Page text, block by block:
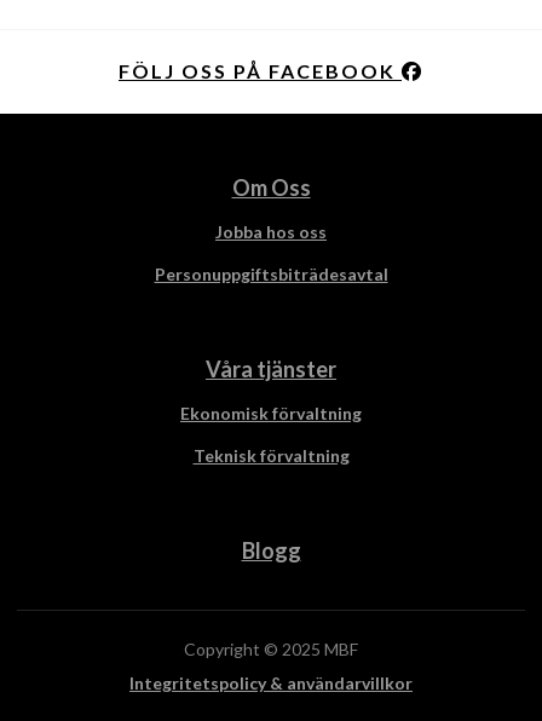
FÖLJ OSS PÅ FACEBOOK
Om Oss
Jobba hos oss
Personuppgiftsbiträdesavtal
Våra tjänster
Ekonomisk förvaltning
Teknisk förvaltning
Blogg
Copyright © 2025 MBF
Integritetspolicy & användarvillkor